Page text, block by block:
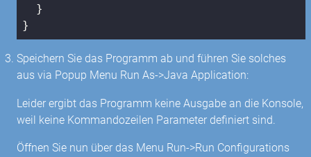
  }
}
Speichern Sie das Programm ab und führen Sie solches
aus via Popup Menu Run As->Java Application:
Leider ergibt das Programm keine Ausgabe an die Konsole,
weil keine Kommandozeilen Parameter definiert sind.
Öffnen Sie nun über das Menu Run->Run Configurations